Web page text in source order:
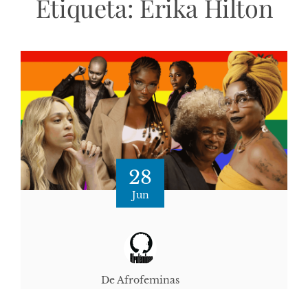
Etiqueta: Erika Hilton
28
Jun
De Afrofeminas